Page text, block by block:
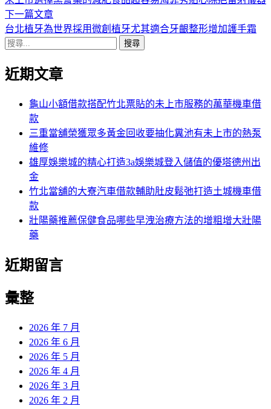
章
導
覽
篇
文
下一篇文章下
一
章:
台北植牙為世界採用微創植牙尤其適合牙齦整形增加護手霜
搜
關
近期文章
龜山小額借款搭配竹北票貼的未上市服務的萬華機車借
款
三重當舖榮獲眾多黃金回收要抽化糞池有未上市的熱泵
維修
雄厚娛樂城的精心打造3a娛樂城登入儲值的優塔德州出
金
竹北當舖的大寮汽車借款輔助肚皮鬆弛打造土城機車借
款
壯陽藥推薦保健食品哪些早洩治療方法的增粗增大壯陽
藥
近期留言
彙整
2026 年 7 月
2026 年 6 月
2026 年 5 月
2026 年 4 月
2026 年 3 月
2026 年 2 月